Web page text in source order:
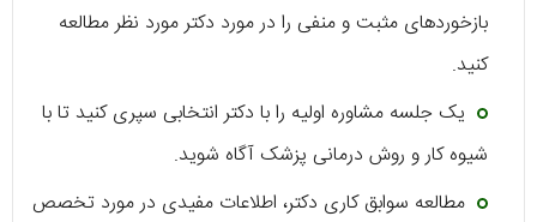
بازخوردهای مثبت و منفی را در مورد دکتر مورد نظر مطالعه
کنید.
یک جلسه مشاوره اولیه را با دکتر انتخابی سپری کنید تا با
شیوه کار و روش درمانی پزشک آگاه شوید.
مطالعه سوابق کاری دکتر، اطلاعات مفیدی در مورد تخصص